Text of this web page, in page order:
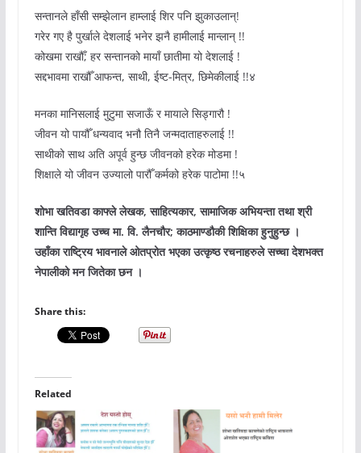
सन्तानले हाँसी सम्झेलान हाम्लाई शिर पनि झुकाउलान्!
गरेर गए है पुर्खाले देशलाई भनेर झनै हामीलाई मान्लान् !!
कोखमा राखौँ; हर सन्तानको मायाँ छातीमा यो देशलाई !
सद्दभावमा राखौँ आफन्त, साथी, ईष्ट-मित्र, छिमेकीलाई !!४
मनका मानिसलाई मुटुमा सजाऊँ र मायाले सिड्गारौ !
जीवन यो पायौँ धन्यवाद भनौ तिनै जन्मदाताहरुलाई !!
साथीको साथ अति अपूर्व हुन्छ जीवनको हरेक मोडमा !
शिक्षाले यो जीवन उज्यालो पारौँ कर्मको हरेक पाटोमा !!५
शोभा खतिवडा काफ्ले लेखक, साहित्यकार, सामाजिक अभियन्ता तथा श्री
शान्ति विद्यागृह उच्च मा. वि. लैनचौर; काठमाण्डौकी शिक्षिका हुनुहुन्छ ।
उहाँका राष्ट्रिय भावनाले ओतप्रोत भएका उत्कृष्ठ रचनाहरुले सच्चा देशभक्त
नेपालीको मन जितेका छन ।
Share this:
Related